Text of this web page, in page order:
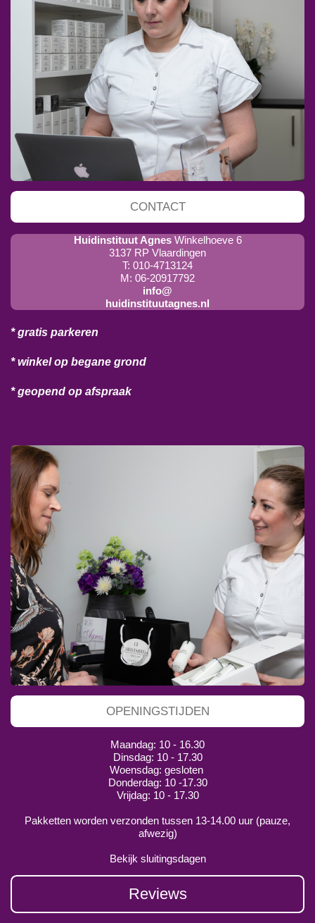
CONTACT
Huidinstituut Agnes Winkelhoeve 6
3137 RP Vlaardingen
T: 010-4713124
M: 06-20917792
info@
huidinstituutagnes.nl
* gratis parkeren
* winkel op begane grond
* geopend op afspraak
OPENINGSTIJDEN
Maandag: 10 - 16.30
Dinsdag: 10 - 17.30
Woensdag: gesloten
Donderdag: 10 -17.30
Vrijdag: 10 - 17.30
Pakketten worden verzonden tussen 13-14.00 uur (pauze,
afwezig)
Bekijk sluitingsdagen
Reviews